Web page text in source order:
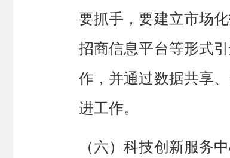
要抓手，要建立市场
招商信息平台等形式
作，并通过数据共享
进工作。
（六）科技创新服务